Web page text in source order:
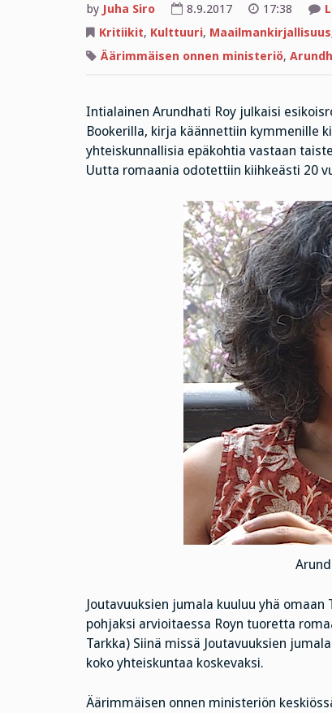
by Juha Siro 8.9.2017 17:38
Kritiikit, Kulttuuri, Maailmankirjallisuus
Äärimmäisen onnen ministeriö,
Intialainen Arundhati Roy julkaisi
Bookerilla, kirja käännettiin kymmenille
yhteiskunnallisia epäkohtia vastaan
Uutta romaania odotettiin kiihkeästi 20
Joutavuuksien jumala kuuluu yhä
pohjaksi arvioitaessa Royn tuoretta
Tarkka) Siinä missä Joutavuuksien
koko yhteiskuntaa koskevaksi.
Äärimmäisen onnen ministeriön